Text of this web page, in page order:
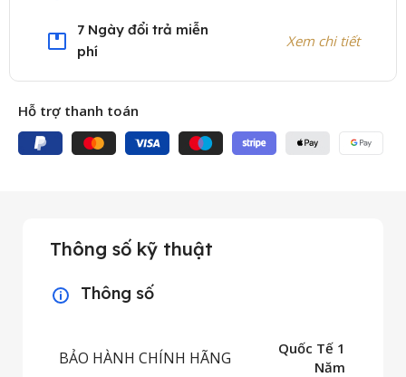
7 Ngày đổi trả miễn
phí
Xem chi tiết
Hỗ trợ thanh toán
Thông số kỹ thuật
Thông số
BẢO HÀNH CHÍNH HÃNG
Quốc Tế 1
Năm